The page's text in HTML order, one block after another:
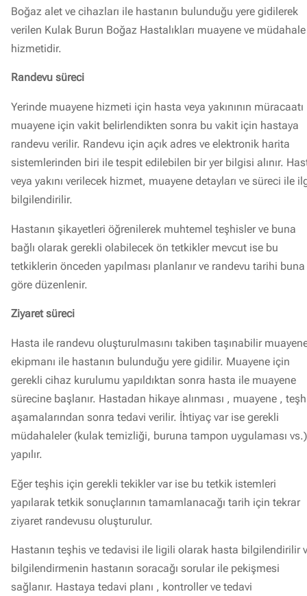
Boğaz alet ve cihazları ile hastanın bulunduğu yere gidilerek
verilen Kulak Burun Boğaz Hastalıkları muayene ve müdahale
hizmetidir.
Randevu süreci
Yerinde muayene hizmeti için hasta veya yakınının müracaatı
muayene için vakit belirlendikten sonra bu vakit için hastaya
randevu verilir. Randevu için açık adres ve elektronik harita
sistemlerinden biri ile tespit edilebilen bir yer bilgisi alınır.
veya yakını verilecek hizmet, muayene detayları ve süreci ile
bilgilendirilir.
Hastanın şikayetleri öğrenilerek muhtemel teşhisler ve buna
bağlı olarak gerekli olabilecek ön tetkikler mevcut ise bu
tetkiklerin önceden yapılması planlanır ve randevu tarihi buna
göre düzenlenir.
Ziyaret süreci
Hasta ile randevu oluşturulmasını takiben taşınabilir
ekipmanı ile hastanın bulunduğu yere gidilir. Muayene için
gerekli cihaz kurulumu yapıldıktan sonra hasta ile muayene
sürecine başlanır. Hastadan hikaye alınması , muayene ,
aşamalarından sonra tedavi verilir. İhtiyaç var ise gerekli
müdahaleler (kulak temizliği, buruna tampon uygulaması vs.)
yapılır.
Eğer teşhis için gerekli tekikler var ise bu tetkik istemleri
yapılarak tetkik sonuçlarının tamamlanacağı tarih için tekrar
ziyaret randevusu oluşturulur.
Hastanın teşhis ve tedavisi ile ligili olarak hasta bilgilendirilir
bilgilendirmenin hastanın soracağı sorular ile pekişmesi
sağlanır. Hastaya tedavi planı , kontroller ve tedavi